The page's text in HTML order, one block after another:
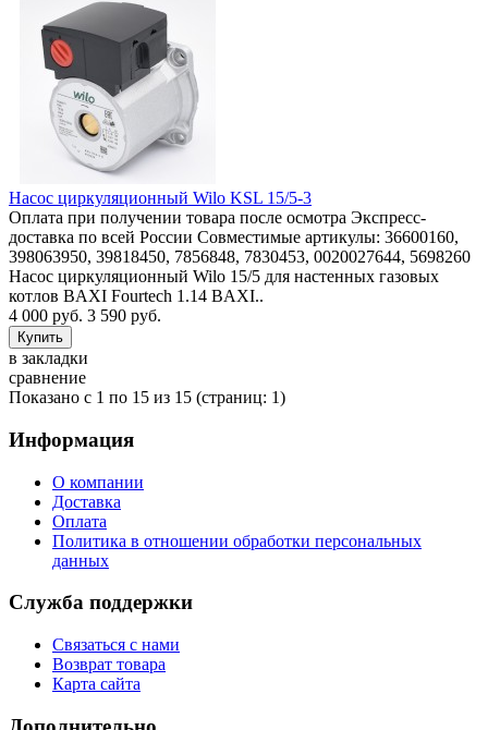
Насос циркуляционный Wilo KSL 15/5-3
Оплата при получении товара после осмотра Экспресс-
доставка по всей России Совместимые артикулы: 36600160,
398063950, 39818450, 7856848, 7830453, 0020027644, 5698260
Насос циркуляционный Wilo 15/5 для настенных газовых
котлов BAXI Fourtech 1.14 BAXI..
4 000 руб. 3 590 руб.
в закладки
сравнение
Показано с 1 по 15 из 15 (страниц: 1)
Информация
О компании
Доставка
Оплата
Политика в отношении обработки персональных
данных
Служба поддержки
Связаться с нами
Возврат товара
Карта сайта